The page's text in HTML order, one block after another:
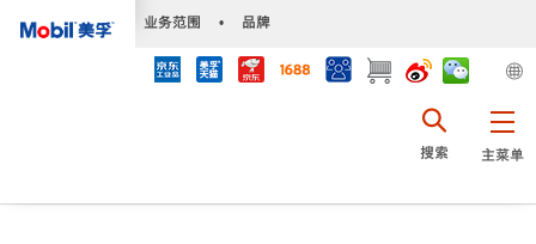
业务范围 • 品牌
主菜单
搜索